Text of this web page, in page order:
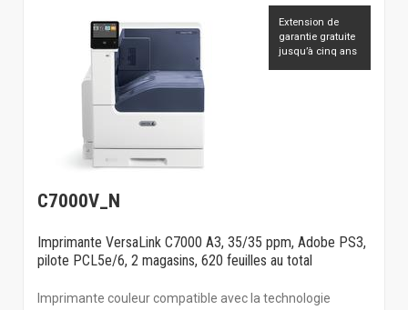
Extension de
garantie gratuite
jusqu’à cinq ans
C7000V_N
Imprimante VersaLink C7000 A3, 35/35 ppm, Adobe PS3,
pilote PCL5e/6, 2 magasins, 620 feuilles au total
Imprimante couleur compatible avec la technologie